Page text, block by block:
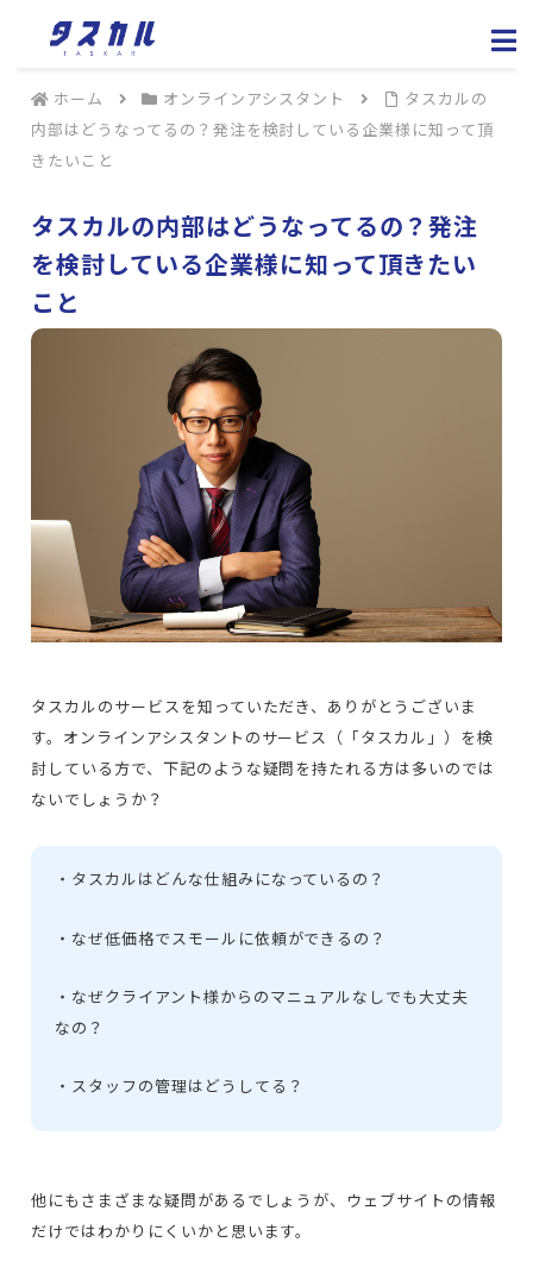
ホーム オンラインアシスタント
タスカルの
内部はどうなってるの？発注を検討している企業様に知って頂
きたいこと
タスカルの内部はどうなってるの？発注
を検討している企業様に知って頂きたい
こと
タスカルのサービスを知っていただき、ありがとうございま
す。オンラインアシスタントのサービス（「タスカル」）を検
討している方で、下記のような疑問を持たれる方は多いのでは
ないでしょうか？
・タスカルはどんな仕組みになっているの？
・なぜ低価格でスモールに依頼ができるの？
・なぜクライアント様からのマニュアルなしでも大丈夫
なの？
・スタッフの管理はどうしてる？
他にもさまざまな疑問があるでしょうが、ウェブサイトの情報
だけではわかりにくいかと思います。